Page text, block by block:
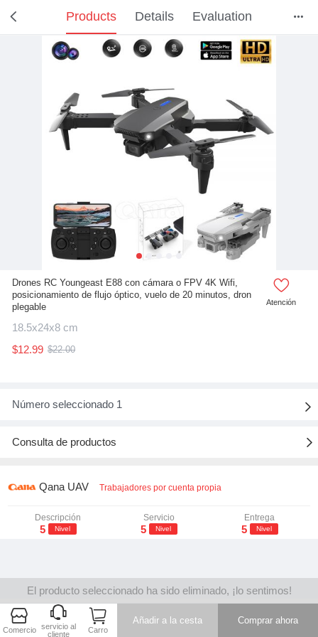
 Products Details Evaluation 
Drones RC Youngeast E88 con cámara o FPV 4K Wifi,
posicionamiento de flujo óptico, vuelo de 20 minutos, dron
plegable

Atención
18.5x24x8 cm
$12.99 $22.00
Número seleccionado 1 
Consulta de productos 
Qana UAV Trabajadores por cuenta propia
Descripción
5 Nivel
Servicio
5 Nivel
Entrega
5 Nivel

Comercio

servicio al
cliente

Carro
Añadir a la cesta Comprar ahora
El producto seleccionado ha sido eliminado, ¡lo sentimos!